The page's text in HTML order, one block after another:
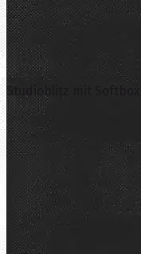
Studioblitz mit Softbox